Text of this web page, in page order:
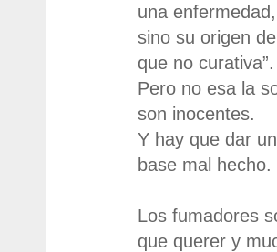
una enfermedad,
sino su origen
que no curativa”.
Pero no esa la
son inocentes.
Y hay que dar
base mal hecho.
Los fumadores
que querer y